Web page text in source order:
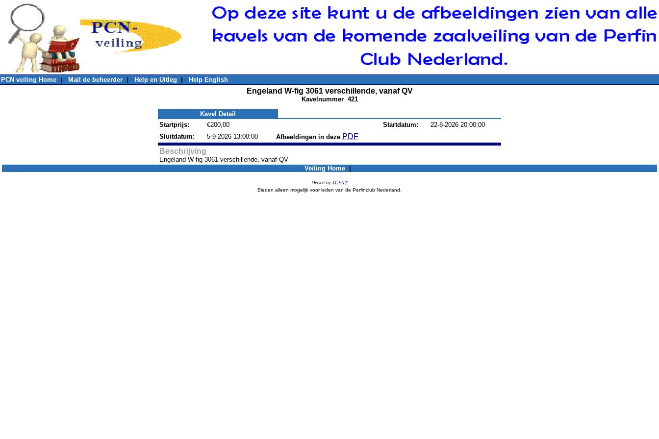
PCN veiling Home Mail de beheerder Help en Uitleg Help English
Engeland W-fig 3061 verschillende, vanaf QV
Kavelnummer 421
Kavel Detail
Startprijs:
€200,00 Startdatum:
22-8-2026 20:00:00
Sluitdatum:
5-9-2026 13:00:00 Afbeeldingen in deze PDF
Beschrijving
Engeland W-fig 3061 verschillende, vanaf QV
Veiling Home|
Driven by XCENT
Bieden alleen mogelijk voor leden van de Perfinclub Nederland.